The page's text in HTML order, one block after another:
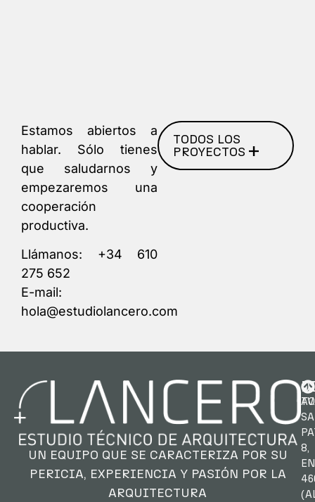
Estamos abiertos a
hablar. Sólo tienes
que saludarnos y
empezaremos una
cooperación
productiva.
Llámanos: +34 610
275 652
E-mail:
hola@estudiolancero.com
TODOS LOS
PROYECTOS
UN EQUIPO QUE SE CARACTERIZA POR SU
PERICIA, EXPERIENCIA Y PASIÓN POR LA
ARQUITECTURA
AV.
8,